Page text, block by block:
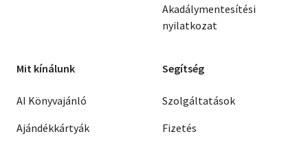
Akadálymentesítési
nyilatkozat
Mit kínálunk
AI Könyvajánló
Ajándékkártyák
Segítség
Szolgáltatások
Fizetés